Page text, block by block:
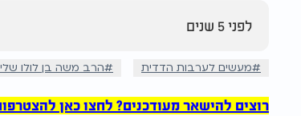
לפני 5 שנים
מעשים לערבות הדדית הרב משה בן לולו
רוצים להישאר מעודכנים? לחצו כאן להצטרפות